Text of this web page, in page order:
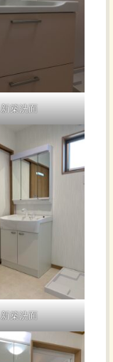
新築洗面
新築洗面